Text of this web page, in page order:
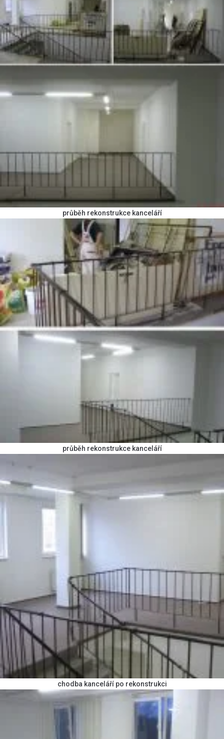
průběh rekonstrukce kanceláří
průběh rekonstrukce kanceláří
chodba kanceláří po rekonstrukci